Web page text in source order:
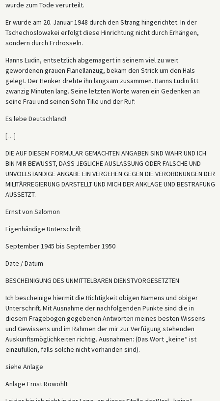
wurde zum Tode verurteilt.
Er wurde am 20. Januar 1948 durch den Strang hingerichtet. In der
Tschechoslowakei erfolgt diese Hinrichtung nicht durch Erhängen,
sondern durch Erdrosseln.
Hanns Ludin, entsetzlich abgemagert in seinem viel zu weit
gewordenen grauen Flanellanzug, bekam den Strick um den Hals
gelegt. Der Henker drehte ihn langsam zusammen. Hanns Ludin litt
zwanzig Minuten lang. Seine letzten Worte waren ein Gedenken an
seine Frau und seinen Sohn Tille und der Ruf:
Es lebe Deutschland!
[…]
DIE AUF DIESEM FORMULAR GEMACHTEN ANGABEN SIND WAHR UND ICH
BIN MIR BEWUSST, DASS JEGLICHE AUSLASSUNG ODER FALSCHE UND
UNVOLLSTÄNDIGE ANGABE EIN VERGEHEN GEGEN DIE VERORDNUNGEN DER
MILITÄRREGIERUNG DARSTELLT UND MICH DER ANKLAGE UND BESTRAFUNG
AUSSETZT.
Ernst von Salomon
Eigenhändige Unterschrift
September 1945 bis September 1950
Date / Datum
BESCHEINIGUNG DES UNMITTELBAREN DIENSTVORGESETZTEN
Ich bescheinige hiermit die Richtigkeit obigen Namens und obiger
Unterschrift. Mit Ausnahme der nachfolgenden Punkte sind die in
diesem Fragebogen gegebenen Antworten meines besten Wissens
und Gewissens und im Rahmen der mir zur Verfügung stehenden
Auskunftsmöglichkeiten richtig. Ausnahmen: (Das.Wort „keine“ ist
einzufüllen, falls solche nicht vorhanden sind).
siehe Anlage
Anlage Ernst Rowohlt